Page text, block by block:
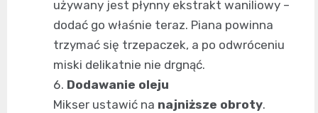
używany jest płynny ekstrakt waniliowy –
dodać go właśnie teraz. Piana powinna
trzymać się trzepaczek, a po odwróceniu
miski delikatnie nie drgnąć.
Dodawanie oleju
Mikser ustawić na najniższe obroty.